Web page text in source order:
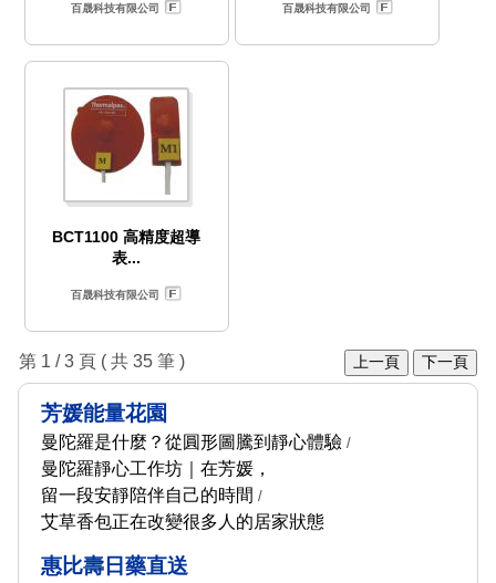
百晟科技有限公司 百晟科技有限公司
BCT1100 高精度超導
表...
百晟科技有限公司
第 1 / 3 頁 ( 共 35 筆 ) 上一頁 下一頁
芳媛能量花園
曼陀羅是什麼？從圓形圖騰到靜心體驗/
曼陀羅靜心工作坊｜在芳媛，
留一段安靜陪伴自己的時間 /
艾草香包正在改變很多人的居家狀態
惠比壽日藥直送